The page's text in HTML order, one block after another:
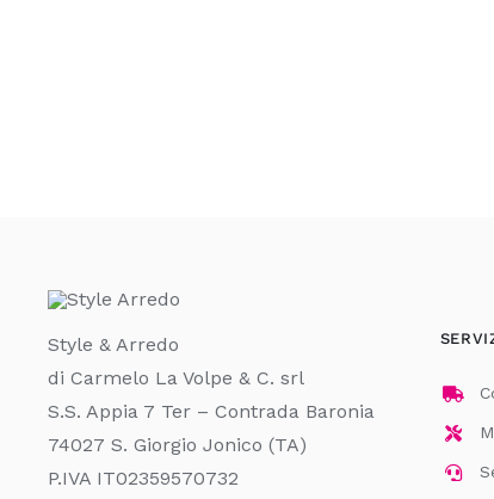
scelte
Style & Arredo
di Carmelo La Volpe & C. srl
S.S. Appia 7 Ter – Contrada Baronia
74027 S. Giorgio Jonico (TA)
P.IVA IT02359570732